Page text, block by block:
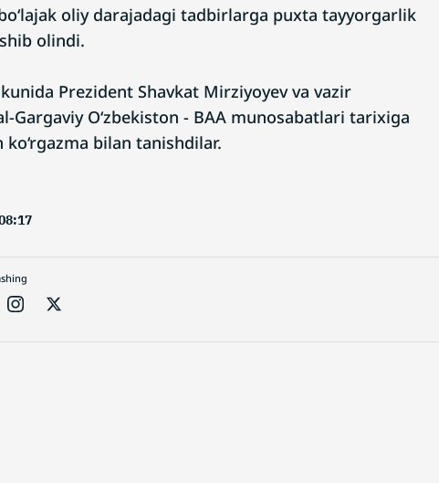
oliy darajadagi tadbirlarga puxta tayyorgarlik
olindi.
Prezident Shavkat Mirziyoyev va vazir
Gargaviy O‘zbekiston - BAA munosabatlari tarixiga
ko‘rgazma bilan tanishdilar.